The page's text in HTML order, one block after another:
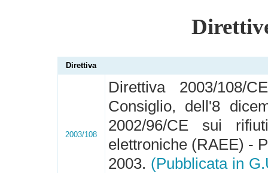
Direttiva
2003/108
Direttiva 2003/108/
Consiglio, dell'8
2002/96/CE sui
elettroniche (RAEE) -
2003. (Pubblicata in